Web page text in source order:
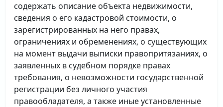
содержать описание объекта недвижимости,
сведения о его кадастровой стоимости, о
зарегистрированных на него правах,
ограничениях и обременениях, о существующих
на момент выдачи выписки правопритязаниях, о
заявленных в судебном порядке правах
требования, о невозможности государственной
регистрации без личного участия
правообладателя, а также иные установленные